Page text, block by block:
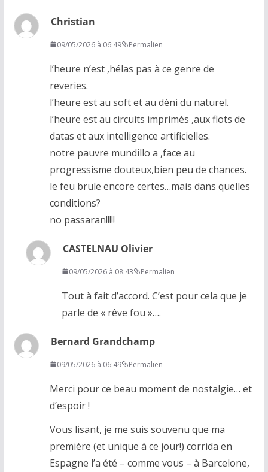
Christian
09/05/2026 à 06:49 Permalien
l’heure n’est ,hélas pas à ce genre de
reveries.
l’heure est au soft et au déni du naturel.
l’heure est au circuits imprimés ,aux flots de
datas et aux intelligence artificielles.
notre pauvre mundillo a ,face au
progressisme douteux,bien peu de chances.
le feu brule encore certes…mais dans quelles
conditions?
no passaran!!!!!
CASTELNAU Olivier
09/05/2026 à 08:43 Permalien
Tout à fait d’accord. C’est pour cela que je
parle de « rêve fou »….
Bernard Grandchamp
09/05/2026 à 06:49 Permalien
Merci pour ce beau moment de nostalgie… et
d’espoir !
Vous lisant, je me suis souvenu que ma
première (et unique à ce jour!) corrida en
Espagne l’a été – comme vous – à Barcelone,